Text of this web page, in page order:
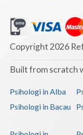
Copyright 2026
Built from scratch
Psihologi in Alba
Psihologi in Bacau